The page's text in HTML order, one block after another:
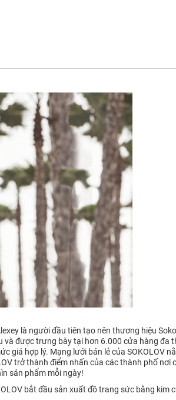
là người đầu tiên tạo nên thương hiệu
được trưng bày tại hơn 6.000 cửa hàng đa
giá hợp lý. Mạng lưới bán lẻ của SOKOLOV
trở thành điểm nhấn của các thành phố nơi
sản phẩm mỗi ngày!
bắt đầu sản xuất đồ trang sức bằng kim